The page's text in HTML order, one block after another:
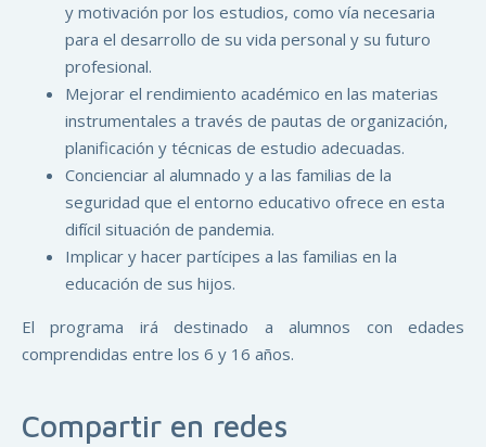
y motivación por los estudios, como vía necesaria
para el desarrollo de su vida personal y su futuro
profesional.
Mejorar el rendimiento académico en las materias
instrumentales a través de pautas de organización,
planificación y técnicas de estudio adecuadas.
Concienciar al alumnado y a las familias de la
seguridad que el entorno educativo ofrece en esta
difícil situación de pandemia.
Implicar y hacer partícipes a las familias en la
educación de sus hijos.
El programa irá destinado a alumnos con edades
comprendidas entre los 6 y 16 años.
Compartir en redes